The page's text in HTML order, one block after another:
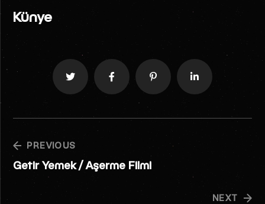
Künye
PREVIOUS
Getir Yemek / Aşerme Filmi
NEXT